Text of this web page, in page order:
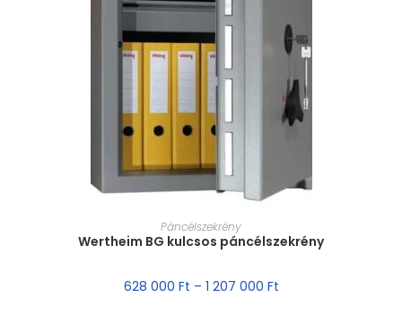
MÉRET VÁLASZTÁSA
Páncélszekrény
Wertheim BG kulcsos páncélszekrény
628 000 Ft – 1 207 000 Ft